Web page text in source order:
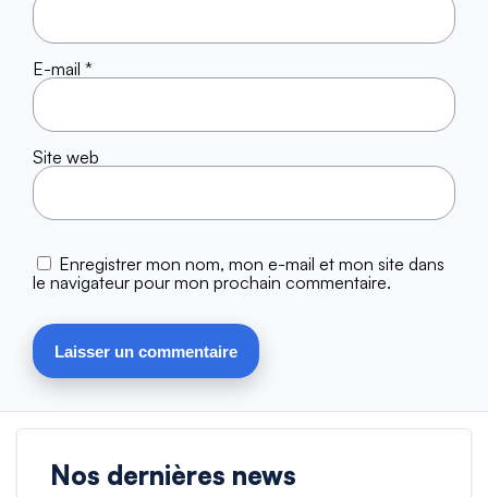
E-mail *
Site web
Enregistrer mon nom, mon e-mail et mon site dans
le navigateur pour mon prochain commentaire.
Nos dernières news